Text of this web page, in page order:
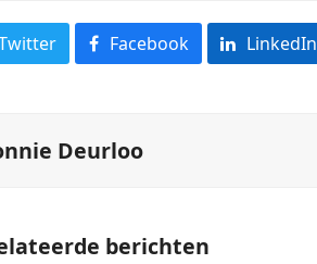
Facebook LinkedIn
Deurloo
berichten